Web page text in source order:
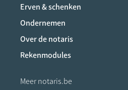
Erven & schenken
Ondernemen
Over de notaris
Rekenmodules
Meer notaris.be